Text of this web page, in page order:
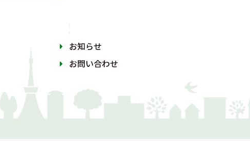
お知らせ
お問い合わせ